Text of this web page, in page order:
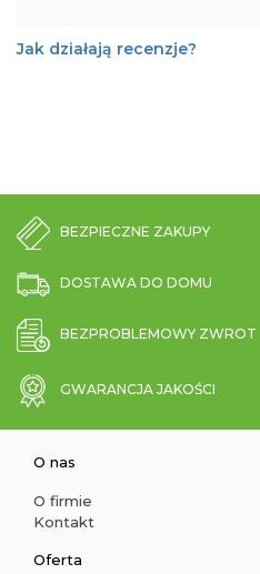
Jak działają recenzje?
BEZPIECZNE ZAKUPY
DOSTAWA DO DOMU
BEZPROBLEMOWY ZWROT
GWARANCJA JAKOŚCI
O nas
O firmie
Kontakt
Oferta